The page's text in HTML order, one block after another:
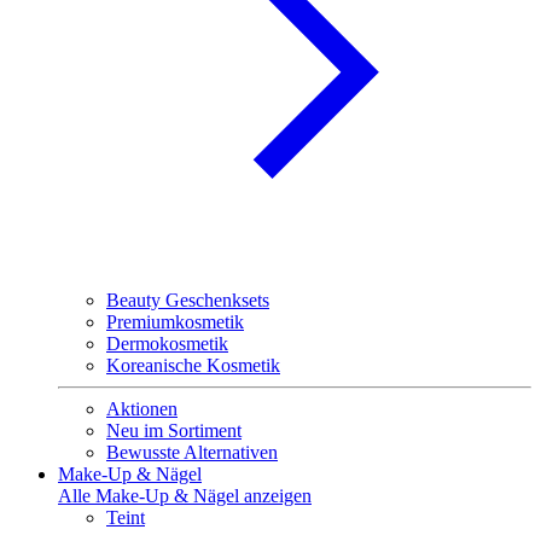
Beauty Geschenksets
Premiumkosmetik
Dermokosmetik
Koreanische Kosmetik
Aktionen
Neu im Sortiment
Bewusste Alternativen
Make-Up & Nägel
Alle Make-Up & Nägel anzeigen
Teint